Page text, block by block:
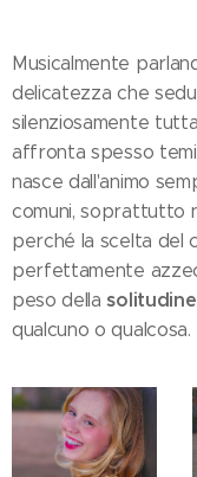
Musicalmente
delicatezza che
silenziosamente
affronta spesso
nasce dall'animo
comuni, soprattutto
perché la scelta del
perfettamente
peso dellasolitudine
qualcuno o qualcosa.